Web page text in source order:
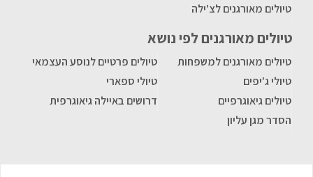
טיולים מאורגנים לצ'ילה
טיולים מאורגנים לפי נושא
טיולים מאורגנים למשפחות
טיולים פרטיים לנוסע העצמאי
טיולי ג'יפים
טיולי ספארי
טיולים גיאוגרפיים
דרושים באיילה גיאוגרפית
הסדר מגן עליון